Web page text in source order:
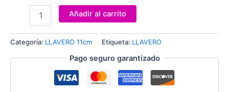
Añadir al carrito
Categoría: LLAVERO 11cm Etiqueta: LLAVERO
Pago seguro garantizado